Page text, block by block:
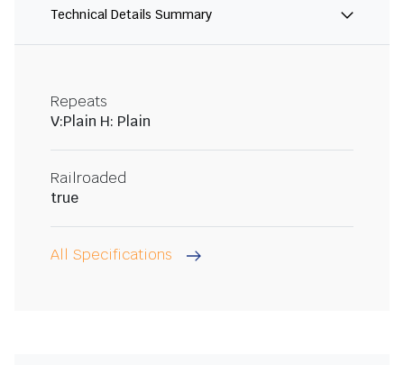
Technical Details Summary
Repeats
V:Plain H: Plain
Railroaded
true
All Specifications